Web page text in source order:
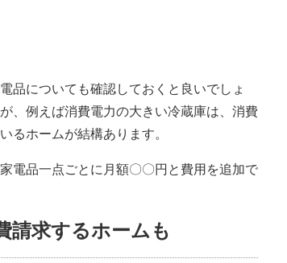
品についても確認しておくと良いでしょ
、例えば消費電力の大きい冷蔵庫は、消費
るホームが結構あります。
電品一点ごとに月額〇〇円と費用を追加で
請求するホームも